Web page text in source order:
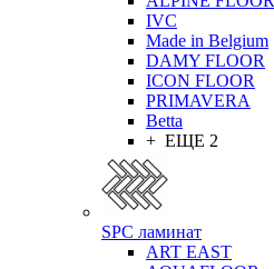
IVC
Made in Belgium
DAMY FLOOR
ICON FLOOR
PRIMAVERA
Betta
+ ЕЩЕ 2
SPC ламинат
ART EAST